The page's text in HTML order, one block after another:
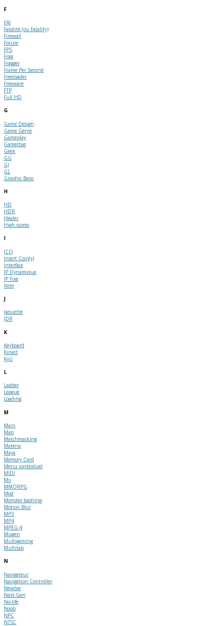
F
FAI
Fatalité (ou Fatality)
Firewall
Forum
FPS
Frag
Fragger
Frame Per Second
Freeloader
Freeware
FTP
Full HD
G
Game Design
Game Genie
Gameplay
Gamertag
Geek
GG
GJ
GL
Graphic Basic
H
HD
HDR
Healer
High scores
I
ICQ
Insert Coin(s)
Interface
IP Dynamique
IP Fixe
Item
J
Jaquette
JDR
K
Keyboard
Kinect
Kyû
L
Ladder
League
Loading
M
Main
Map
Matchmacking
Matéria
Maya
Memory Card
Menu contextuel
MIDI
Mii
MMORPG
Mod
Monster-bashing
Motion Blur
MP3
MP4
MPEG-4
Mugen
Multigaming
Multitap
N
Navigateur
Navigation Controller
Newbie
Next-Gen
No-life
Noob
NPC
NTSC